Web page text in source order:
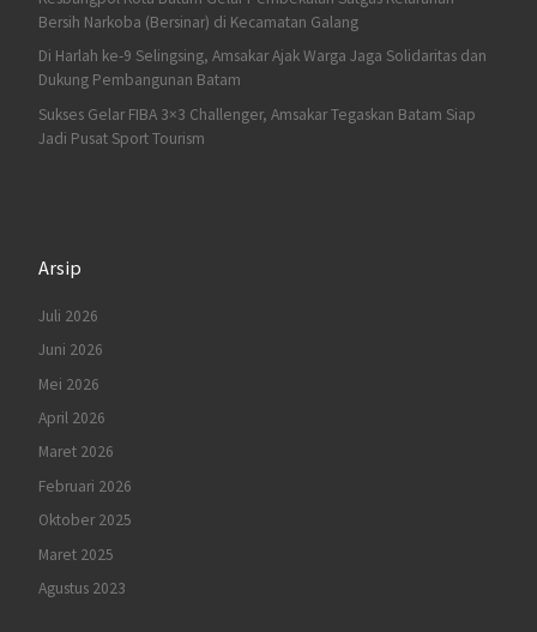
Bersih Narkoba (Bersinar) di Kecamatan Galang
Di Harlah ke-9 Selingsing, Amsakar Ajak Warga Jaga Solidaritas dan
Dukung Pembangunan Batam
Sukses Gelar FIBA 3×3 Challenger, Amsakar Tegaskan Batam Siap
Jadi Pusat Sport Tourism
Arsip
Juli 2026
Juni 2026
Mei 2026
April 2026
Maret 2026
Februari 2026
Oktober 2025
Maret 2025
Agustus 2023